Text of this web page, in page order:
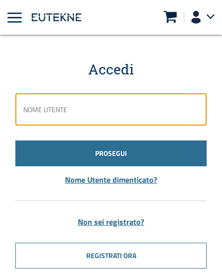
Accedi
PROSEGUI
Nome Utente dimenticato?
Non sei registrato?
REGISTRATI ORA